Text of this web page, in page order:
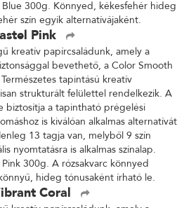
Blue 300g. Könnyed, kékesfehér hideg
szín egyik alternatívájaként.
Pink
kreatív papírcsaládunk, amely a
bevethető, a Color Smooth
tapintású kreatív
strukturált felülettel rendelkezik. A
biztosítja a tapintható prégelési
is kiválóan alkalmas alternatívát
13 tagja van, melyből 9 szín
nyomtatásra is alkalmas színalap.
300g. A rózsakvarc könnyed
hideg tónusaként írható le.
Coral